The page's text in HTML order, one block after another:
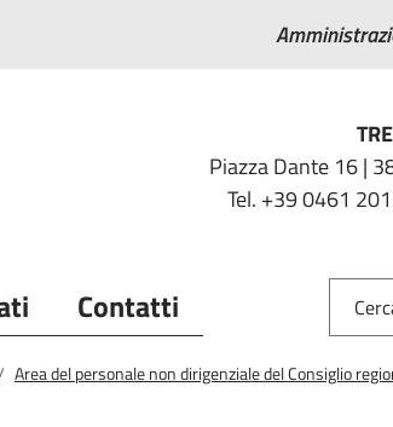
Piazza Dante 16 |
Tel. +39 0461
Contatti
Area del personale non dirigenziale del Consiglio